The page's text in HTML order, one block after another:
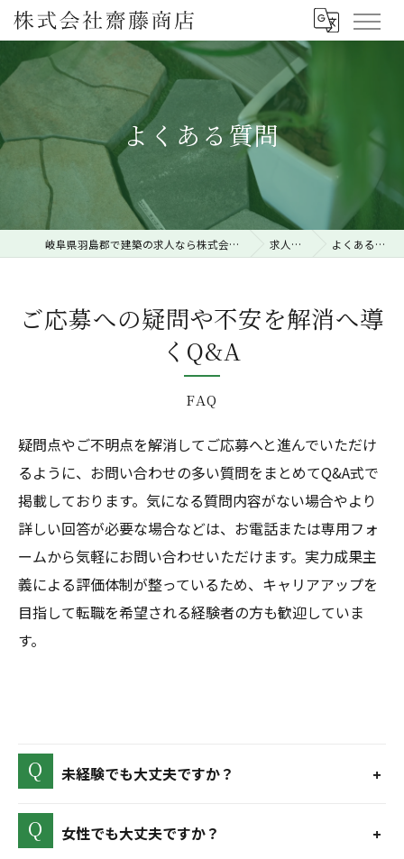
よくある質問
岐阜県羽島郡で建築の求人なら株式会社齋藤商店 求人一覧 よくある質問
ご応募への疑問や不安を解消へ導
くQ&A
FAQ
疑問点やご不明点を解消してご応募へと進んでいただけ
るように、お問い合わせの多い質問をまとめてQ&A式で
掲載しております。気になる質問内容がない場合やより
詳しい回答が必要な場合などは、お電話または専用フォ
ームから気軽にお問い合わせいただけます。実力成果主
義による評価体制が整っているため、キャリアアップを
目指して転職を希望される経験者の方も歓迎していま
す。
未経験でも大丈夫ですか？
女性でも大丈夫ですか？